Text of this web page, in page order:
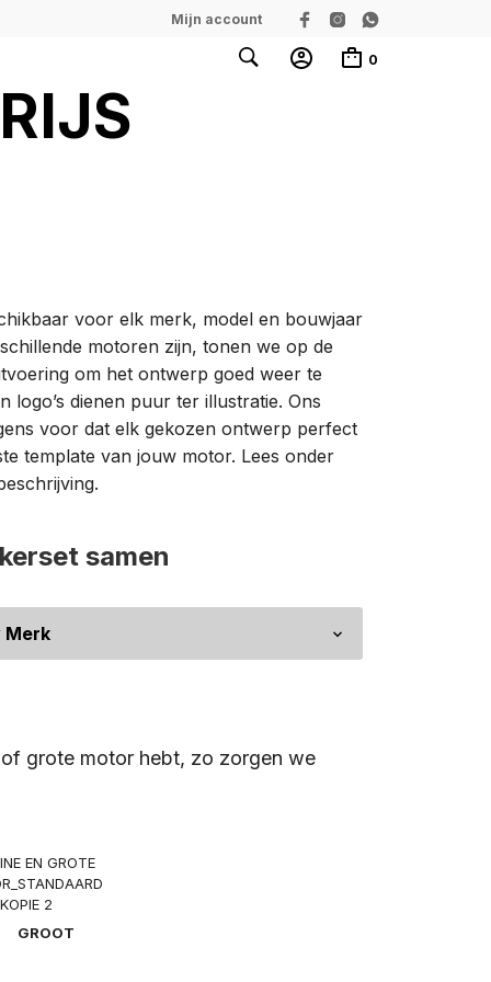
Mijn account
0
voor elk merk, model en bouwjaar
motoren zijn, tonen we op de
om het ontwerp goed weer te
logo’s dienen puur ter illustratie. Ons
voor dat elk gekozen ontwerp perfect
template van jouw motor. Lees onder
samen
grote motor hebt, zo zorgen we
GROOT